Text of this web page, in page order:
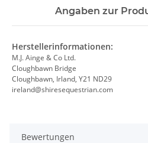
Angaben zur
Herstellerinformationen:
M.J. Ainge & Co Ltd.
Cloughbawn Bridge
Cloughbawn, Irland, Y21 ND29
ireland@shiresequestrian.com
Bewertungen